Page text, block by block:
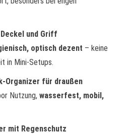
und Griff
optisch dezent – keine
in Mini-Setups.
Organizer für draußen
Nutzung, wasserfest, mobil,
mit Regenschutz